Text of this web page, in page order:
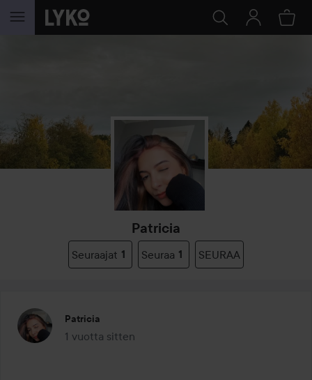
SIIRTYÄ JHK SISÄLTÖÖN
Patricia
Seuraajat 1 Seuraa 1 SEURAA
Patricia
1 vuotta sitten
Viesti luotiin 1 vuotta sitten